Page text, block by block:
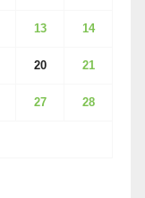
13 14
20 21
27 28